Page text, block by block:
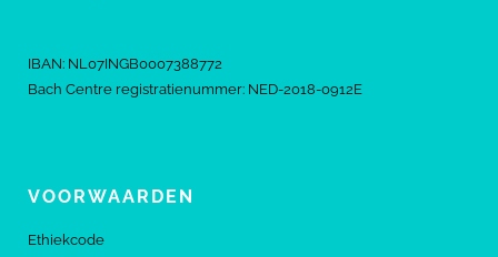
IBAN: NL07INGB0007388772
Bach Centre registratienummer: NED-2018-0912E
VOORWAARDEN
Ethiekcode